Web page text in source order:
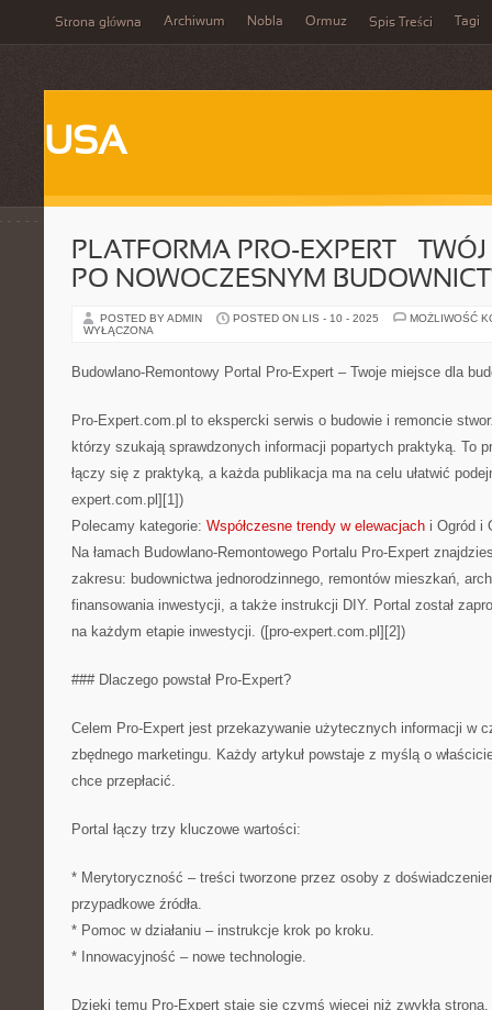
Strona główna Archiwum Nobla Ormuz Spis Treści Tagi
USA
PLATFORMA PRO-EXPERT –
PO NOWOCZESNYM
POSTED BY ADMIN POSTED ON LIS - 10 - 2025
MOŻLIWOŚĆ
WYŁĄCZONA
Budowlano-Remontowy Portal Pro-Expert – Twoje miejsce dla
Pro-Expert.com.pl to ekspercki serwis o budowie i remoncie
którzy szukają sprawdzonych informacji popartych praktyką. To
łączy się z praktyką, a każda publikacja ma na celu ułatwić
expert.com.pl][1])
Polecamy kategorie: Współczesne trendy w elewacjach i Ogród i
Na łamach Budowlano-Remontowego Portalu Pro-Expert
zakresu: budownictwa jednorodzinnego, remontów mieszkań,
finansowania inwestycji, a także instrukcji DIY. Portal został
na każdym etapie inwestycji. ([pro-expert.com.pl][2])
### Dlaczego powstał Pro-Expert?
Celem Pro-Expert jest przekazywanie użytecznych informacji w
zbędnego marketingu. Każdy artykuł powstaje z myślą o
chce przepłacić.
Portal łączy trzy kluczowe wartości:
* Merytoryczność – treści tworzone przez osoby z
przypadkowe źródła.
* Pomoc w działaniu – instrukcje krok po kroku.
* Innowacyjność – nowe technologie.
Dzięki temu Pro-Expert staje się czymś więcej niż zwykłą